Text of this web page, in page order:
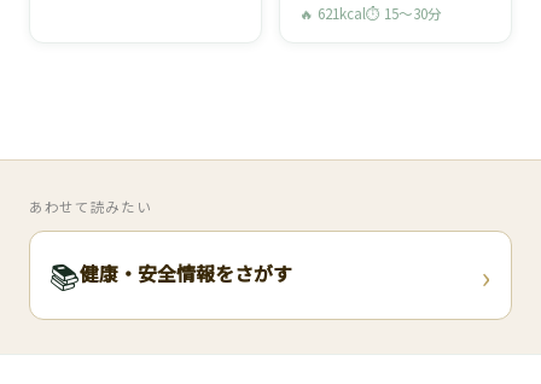
🔥 621kcal⏱ 15〜30分
あわせて読みたい
📚健康・安全情報をさがす ›